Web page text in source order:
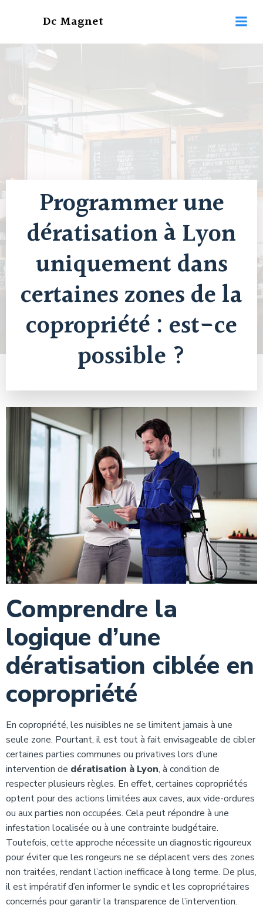
Dc Magnet
Programmer une
dératisation à Lyon
uniquement dans
certaines zones de la
copropriété : est-ce
possible ?
Comprendre la
logique d’une
dératisation ciblée en
copropriété
En copropriété, les nuisibles ne se limitent jamais à une
seule zone. Pourtant, il est tout à fait envisageable de cibler
certaines parties communes ou privatives lors d’une
intervention de dératisation à Lyon, à condition de
respecter plusieurs règles. En effet, certaines copropriétés
optent pour des actions limitées aux caves, aux vide-ordures
ou aux parties non occupées. Cela peut répondre à une
infestation localisée ou à une contrainte budgétaire.
Toutefois, cette approche nécessite un diagnostic rigoureux
pour éviter que les rongeurs ne se déplacent vers des zones
non traitées, rendant l’action inefficace à long terme. De plus,
il est impératif d’en informer le syndic et les copropriétaires
concernés pour garantir la transparence de l’intervention.